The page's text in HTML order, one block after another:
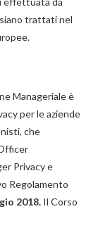
trattati nel
Manageriale è
per le aziende
che
Privacy e
Regolamento
2018. Il Corso